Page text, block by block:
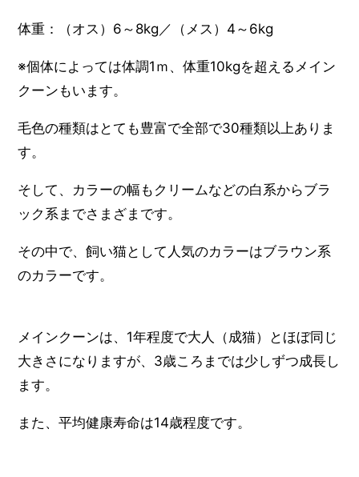
体重：（オス）6～8kg／（メス）4～6kg
※個体によっては体調1ｍ、体重10kgを超えるメイン
クーンもいます。
毛色の種類はとても豊富で全部で30種類以上ありま
す。
そして、カラーの幅もクリームなどの白系からブラ
ック系までさまざまです。
その中で、飼い猫として人気のカラーはブラウン系
のカラーです。
メインクーンは、1年程度で大人（成猫）とほぼ同じ
大きさになりますが、3歳ころまでは少しずつ成長し
ます。
また、平均健康寿命は14歳程度です。